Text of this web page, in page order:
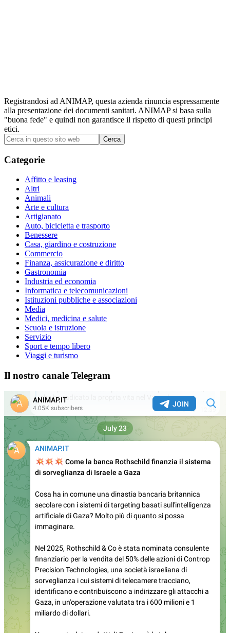
Registrandosi ad ANIMAP, questa azienda rinuncia espressamente
alla presentazione dei documenti sanitari. ANIMAP si basa sulla
"buona fede" e quindi non garantisce il rispetto di questi principi
etici.
Barra
laterale
primaria
Cerca
in
questo
sito
Categorie
Affitto e leasing
Altri
Animali
Arte e cultura
Artigianato
Auto, bicicletta e trasporto
Benessere
Casa, giardino e costruzione
Commercio
Finanza, assicurazione e diritto
Gastronomia
Industria ed economia
Informatica e telecomunicazioni
Istituzioni pubbliche e associazioni
Media
Medici, medicina e salute
Scuola e istruzione
Servizio
Sport e tempo libero
Viaggi e turismo
Il nostro canale Telegram